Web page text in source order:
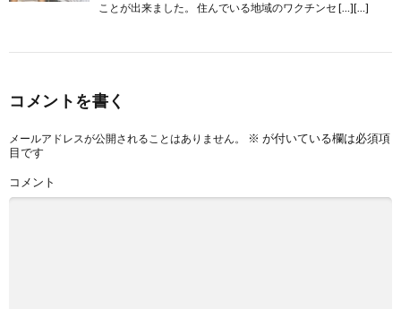
ことが出来ました。 住んでいる地域のワクチンセ […][…]
コメントを書く
メールアドレスが公開されることはありません。 ※ が付いている欄は必須項
目です
コメント